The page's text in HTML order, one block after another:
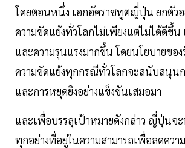
โดยตอนหนึ่ง เอกอัคราชทูตญี่ปุ่น ยกตัว
ความขัดแย้งทั่วโลกไม่เพียงแต่ไม่ได้ดีขึ้น
และความรุนแรงมากขึ้น โดยนโยบายข
ความขัดแย้งทุกกรณีทั่วโลกจะสนับสนุน
และการหยุดยิงอย่างแข็งขันเสมอมา
และเพื่อบรรลุเป้าหมายดังกล่าว ญี่ปุ่นจ
ทุกอย่างที่อยู่ในความสามารถเพื่อลดควา